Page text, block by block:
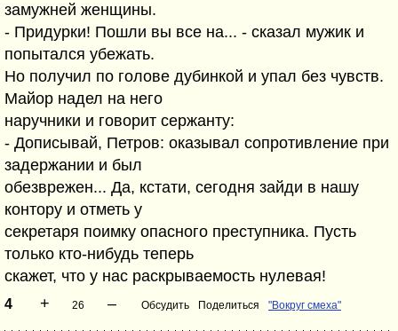
замужней женщины.
- Придурки! Пошли вы все на... - сказал мужик и
попытался убежать.
Но получил по голове дубинкой и упал без чувств.
Майор надел на него
наручники и говорит сержанту:
- Дописывай, Петров: оказывал сопротивление при
задержании и был
обезврежен... Да, кстати, сегодня зайди в нашу
контору и отметь у
секретаря поимку опасного преступника. Пусть
только кто-нибудь теперь
скажет, что у нас раскрываемость нулевая!
4 + 26 – Обсудить Поделиться "Вокруг смеха"